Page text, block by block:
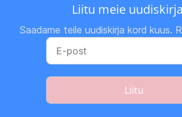
Liitu meie
Saadame teile uudiskirja kord kuus.
Liitu